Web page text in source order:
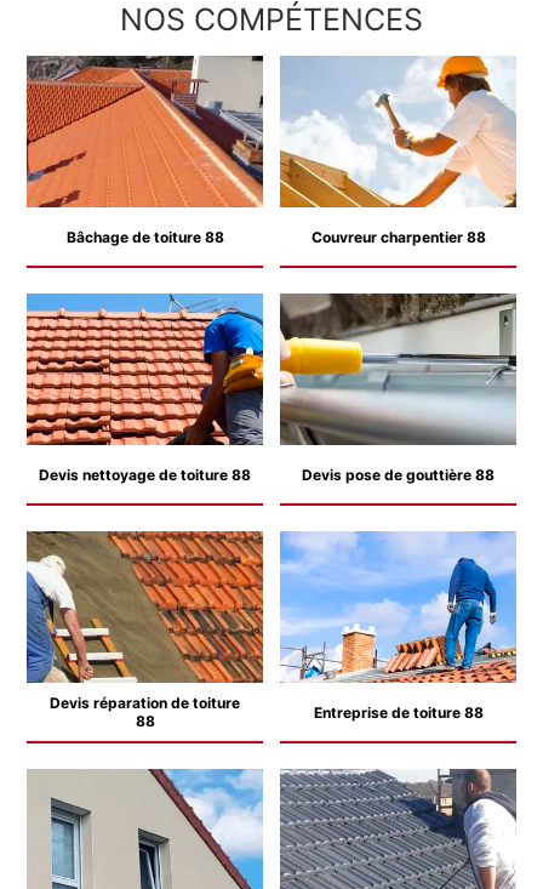
NOS COMPÉTENCES
Bâchage de toiture 88 Couvreur charpentier 88
Devis nettoyage de toiture 88 Devis pose de gouttière 88
Devis réparation de toiture
88
Entreprise de toiture 88